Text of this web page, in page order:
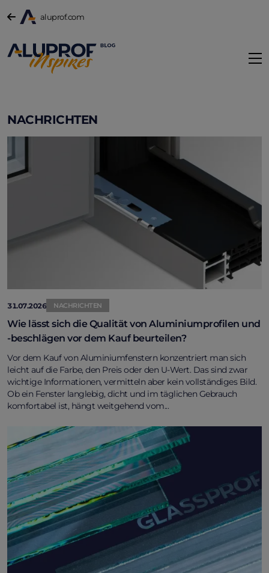
aluprof.com
NACHRICHTEN
31.07.2026 NACHRICHTEN
Wie lässt sich die Qualität von Aluminiumprofilen und
-beschlägen vor dem Kauf beurteilen?
Vor dem Kauf von Aluminiumfenstern konzentriert man sich
leicht auf die Farbe, den Preis oder den U-Wert. Das sind zwar
wichtige Informationen, vermitteln aber kein vollständiges Bild.
Ob ein Fenster langlebig, dicht und im täglichen Gebrauch
komfortabel ist, hängt weitgehend vom...